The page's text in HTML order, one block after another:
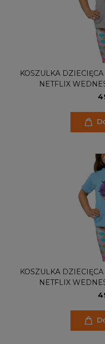
KOSZULKA
NETFLIX
KOSZULKA
NETFLIX